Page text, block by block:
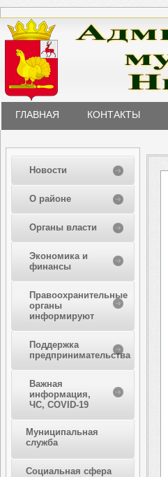
ГЛАВНАЯ КОНТАКТЫ
Новости
О районе
Органы власти
Экономика и
финансы
Правоохранительные
органы
информируют
Поддержка
предпринимательства
Важная
информация,
ЧС, COVID-19
Муниципальная
служба
Социальная сфера